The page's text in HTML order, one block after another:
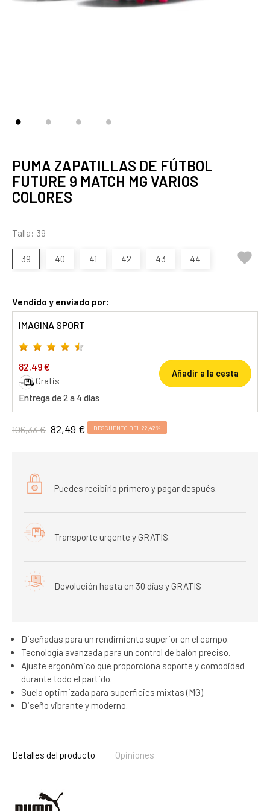
PUMA ZAPATILLAS DE FÚTBOL
FUTURE 9 MATCH MG VARIOS
COLORES
Talla: 39
39 40 41 42 43 44 
Vendido y enviado por:
IMAGINA SPORT
82,49 €
Gratis
Entrega de 2 a 4 días
Añadir a la cesta
106,33 € 82,49 € DESCUENTO DEL 22,42%
Puedes recibirlo primero y pagar después.
Transporte urgente y GRATIS.
Devolución hasta en 30 días y GRATIS
Diseñadas para un rendimiento superior en el campo.
Tecnología avanzada para un control de balón preciso.
Ajuste ergonómico que proporciona soporte y comodidad
durante todo el partido.
Suela optimizada para superficies mixtas (MG).
Diseño vibrante y moderno.
Detalles del producto Opiniones